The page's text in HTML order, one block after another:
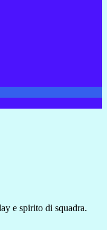
e spirito di squadra.